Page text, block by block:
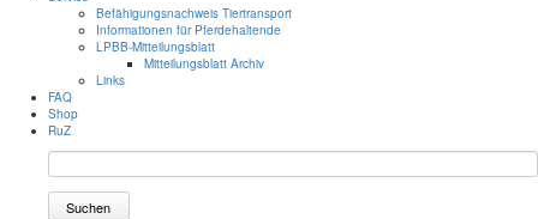
Befähigungsnachweis Tiertransport
Informationen für Pferdehaltende
LPBB-Mitteilungsblatt
Mitteilungsblatt Archiv
Links
FAQ
Shop
RuZ
Suchen